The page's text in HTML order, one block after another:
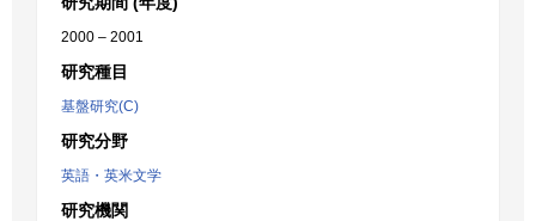
2000 – 2001
研究種目
基盤研究(C)
研究分野
英語・英米文学
研究機関